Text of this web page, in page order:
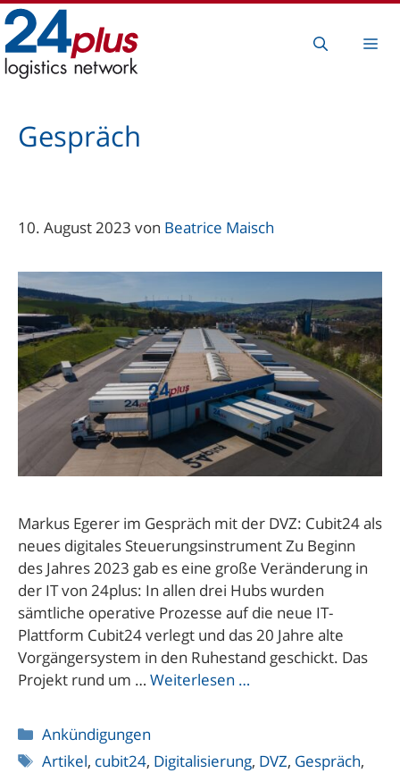
Zum
Inhalt
springen
Gespräch
10. August 2023 von Beatrice Maisch
Markus Egerer im Gespräch mit der DVZ: Cubit24 als
neues digitales Steuerungsinstrument Zu Beginn
des Jahres 2023 gab es eine große Veränderung in
der IT von 24plus: In allen drei Hubs wurden
sämtliche operative Prozesse auf die neue IT-
Plattform Cubit24 verlegt und das 20 Jahre alte
Vorgängersystem in den Ruhestand geschickt. Das
Projekt rund um … Weiterlesen …
Kategorien
Ankündigungen
Schlagwörter
Artikel, cubit24, Digitalisierung, DVZ, Gespräch,